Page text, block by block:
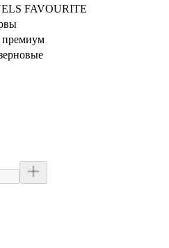
FAVOURITE